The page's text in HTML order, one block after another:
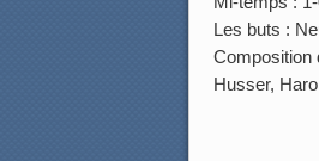
Les buts :
Composition
Husser,